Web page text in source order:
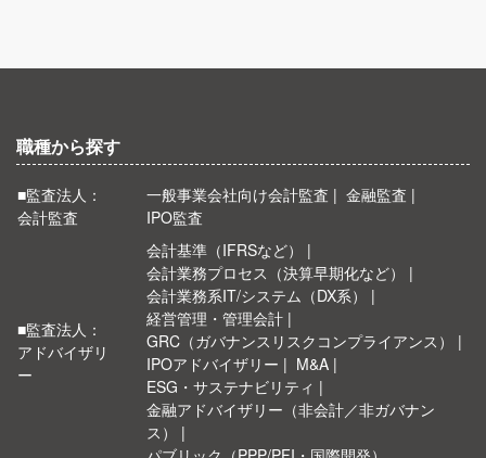
職種から探す
■監査法人：
会計監査
一般事業会社向け会計監査
金融監査
IPO監査
■監査法人：
アドバイザリ
ー
会計基準（IFRSなど）
会計業務プロセス（決算早期化など）
会計業務系IT/システム（DX系）
経営管理・管理会計
GRC（ガバナンスリスクコンプライアンス）
IPOアドバイザリー
M&A
ESG・サステナビリティ
金融アドバイザリー（非会計／非ガバナン
ス）